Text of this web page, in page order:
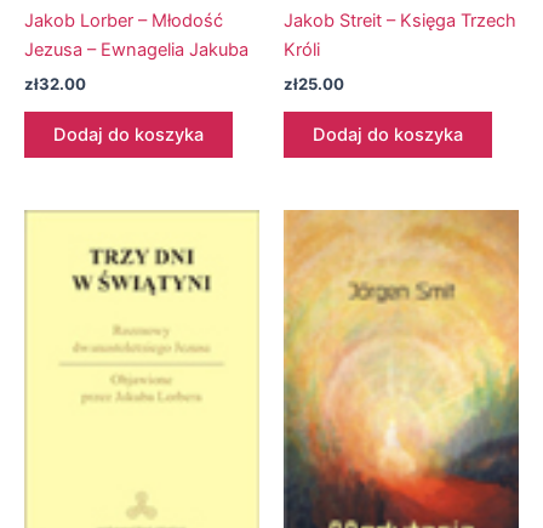
Jakob Lorber – Młodość
Jezusa – Ewnagelia Jakuba
zł32.00
Dodaj do koszyka
Jakob Streit – Księga Trzech
Króli
zł25.00
Dodaj do koszyka